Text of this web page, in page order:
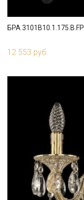
БРА 3101B10.1.175.B.FP
12 553 руб.